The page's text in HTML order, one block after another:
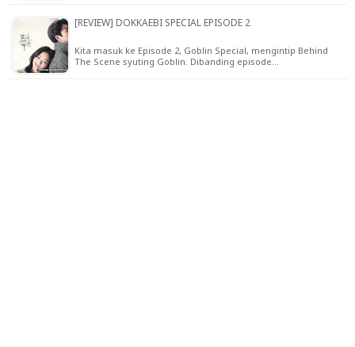
[REVIEW] DOKKAEBI SPECIAL EPISODE 2
Kita masuk ke Episode 2, Goblin Special, mengintip Behind
The Scene syuting Goblin. Dibanding episode…